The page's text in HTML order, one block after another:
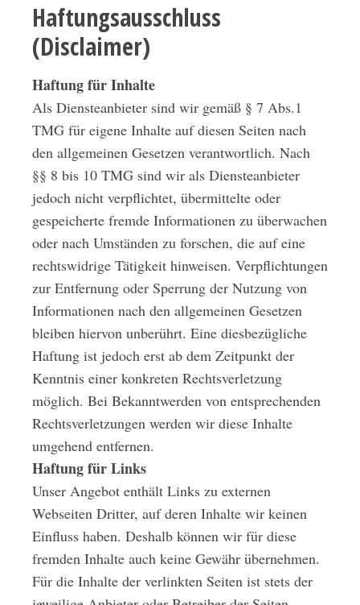
Haftungsausschluss
(Disclaimer)
Haftung für Inhalte
Als Diensteanbieter sind wir gemäß § 7 Abs.1
TMG für eigene Inhalte auf diesen Seiten nach
den allgemeinen Gesetzen verantwortlich. Nach
§§ 8 bis 10 TMG sind wir als Diensteanbieter
jedoch nicht verpflichtet, übermittelte oder
gespeicherte fremde Informationen zu überwachen
oder nach Umständen zu forschen, die auf eine
rechtswidrige Tätigkeit hinweisen. Verpflichtungen
zur Entfernung oder Sperrung der Nutzung von
Informationen nach den allgemeinen Gesetzen
bleiben hiervon unberührt. Eine diesbezügliche
Haftung ist jedoch erst ab dem Zeitpunkt der
Kenntnis einer konkreten Rechtsverletzung
möglich. Bei Bekanntwerden von entsprechenden
Rechtsverletzungen werden wir diese Inhalte
umgehend entfernen.
Haftung für Links
Unser Angebot enthält Links zu externen
Webseiten Dritter, auf deren Inhalte wir keinen
Einfluss haben. Deshalb können wir für diese
fremden Inhalte auch keine Gewähr übernehmen.
Für die Inhalte der verlinkten Seiten ist stets der